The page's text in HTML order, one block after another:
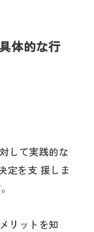
体的な行
して実践的な
定を支 援しま
リットを知